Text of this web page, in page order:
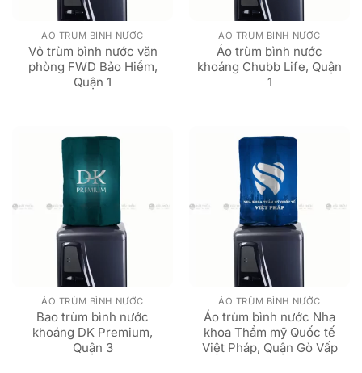
ÁO TRÙM BÌNH NƯỚC
Vỏ trùm bình nước văn
phòng FWD Bảo Hiểm,
Quận 1
ÁO TRÙM BÌNH NƯỚC
Áo trùm bình nước
khoáng Chubb Life, Quận
1
ÁO TRÙM BÌNH NƯỚC
Bao trùm bình nước
khoáng DK Premium,
Quận 3
ÁO TRÙM BÌNH NƯỚC
Áo trùm bình nước Nha
khoa Thẩm mỹ Quốc tế
Việt Pháp, Quận Gò Vấp